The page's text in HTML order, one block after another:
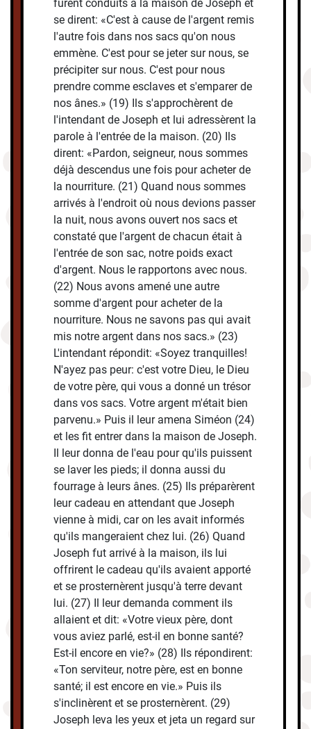
furent conduits à la maison de Joseph et
se dirent: «C'est à cause de l'argent remis
l'autre fois dans nos sacs qu'on nous
emmène. C'est pour se jeter sur nous, se
précipiter sur nous. C'est pour nous
prendre comme esclaves et s'emparer de
nos ânes.» (19) Ils s'approchèrent de
l'intendant de Joseph et lui adressèrent la
parole à l'entrée de la maison. (20) Ils
dirent: «Pardon, seigneur, nous sommes
déjà descendus une fois pour acheter de
la nourriture. (21) Quand nous sommes
arrivés à l'endroit où nous devions passer
la nuit, nous avons ouvert nos sacs et
constaté que l'argent de chacun était à
l'entrée de son sac, notre poids exact
d'argent. Nous le rapportons avec nous.
(22) Nous avons amené une autre
somme d'argent pour acheter de la
nourriture. Nous ne savons pas qui avait
mis notre argent dans nos sacs.» (23)
L'intendant répondit: «Soyez tranquilles!
N'ayez pas peur: c'est votre Dieu, le Dieu
de votre père, qui vous a donné un trésor
dans vos sacs. Votre argent m'était bien
parvenu.» Puis il leur amena Siméon (24)
et les fit entrer dans la maison de Joseph.
Il leur donna de l'eau pour qu'ils puissent
se laver les pieds; il donna aussi du
fourrage à leurs ânes. (25) Ils préparèrent
leur cadeau en attendant que Joseph
vienne à midi, car on les avait informés
qu'ils mangeraient chez lui. (26) Quand
Joseph fut arrivé à la maison, ils lui
offrirent le cadeau qu'ils avaient apporté
et se prosternèrent jusqu'à terre devant
lui. (27) Il leur demanda comment ils
allaient et dit: «Votre vieux père, dont
vous aviez parlé, est-il en bonne santé?
Est-il encore en vie?» (28) Ils répondirent:
«Ton serviteur, notre père, est en bonne
santé; il est encore en vie.» Puis ils
s'inclinèrent et se prosternèrent. (29)
Joseph leva les yeux et jeta un regard sur